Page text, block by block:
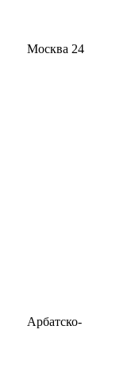
Москва 24
Арбатско-